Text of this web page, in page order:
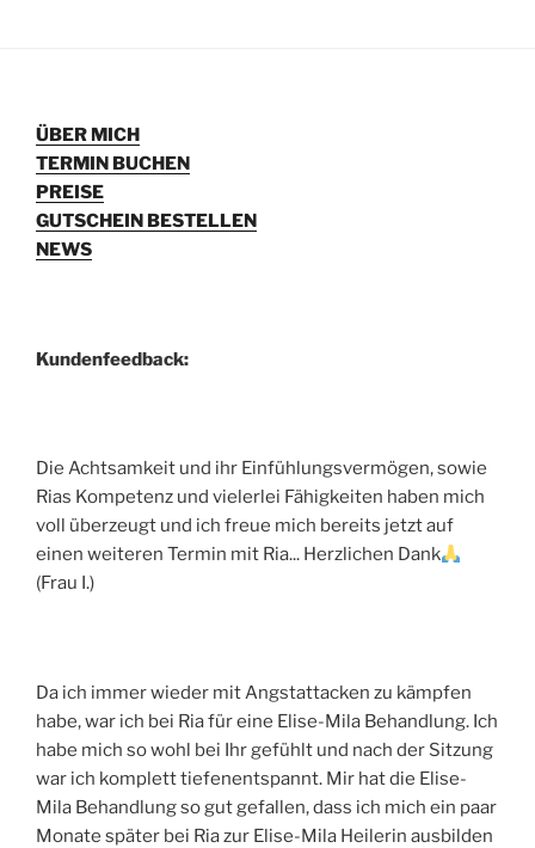
ÜBER MICH
TERMIN BUCHEN
PREISE
GUTSCHEIN BESTELLEN
NEWS
Kundenfeedback:
Die Achtsamkeit und ihr Einfühlungsvermögen, sowie
Rias Kompetenz und vielerlei Fähigkeiten haben mich
voll überzeugt und ich freue mich bereits jetzt auf
einen weiteren Termin mit Ria... Herzlichen Dank
(Frau I.)
Da ich immer wieder mit Angstattacken zu kämpfen
habe, war ich bei Ria für eine Elise-Mila Behandlung. Ich
habe mich so wohl bei Ihr gefühlt und nach der Sitzung
war ich komplett tiefenentspannt. Mir hat die Elise-
Mila Behandlung so gut gefallen, dass ich mich ein paar
Monate später bei Ria zur Elise-Mila Heilerin ausbilden